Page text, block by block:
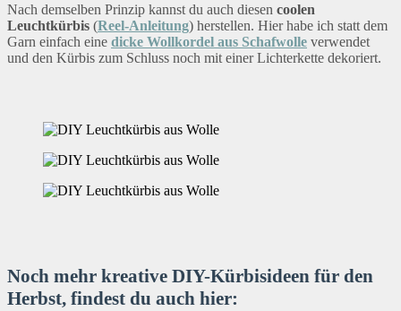
Nach demselben Prinzip kannst du auch diesen coolen
Leuchtkürbis (Reel-Anleitung) herstellen. Hier habe ich statt dem
Garn einfach eine dicke Wollkordel aus Schafwolle verwendet
und den Kürbis zum Schluss noch mit einer Lichterkette dekoriert.
Noch mehr kreative DIY-Kürbisideen für den
Herbst, findest du auch hier: